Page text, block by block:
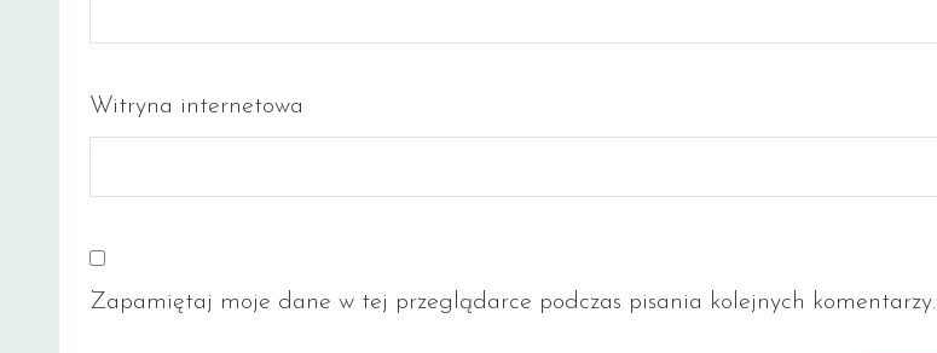
Witryna internetowa
Zapamiętaj moje dane w tej przeglądarce podczas pisania kolejnych komentarzy.